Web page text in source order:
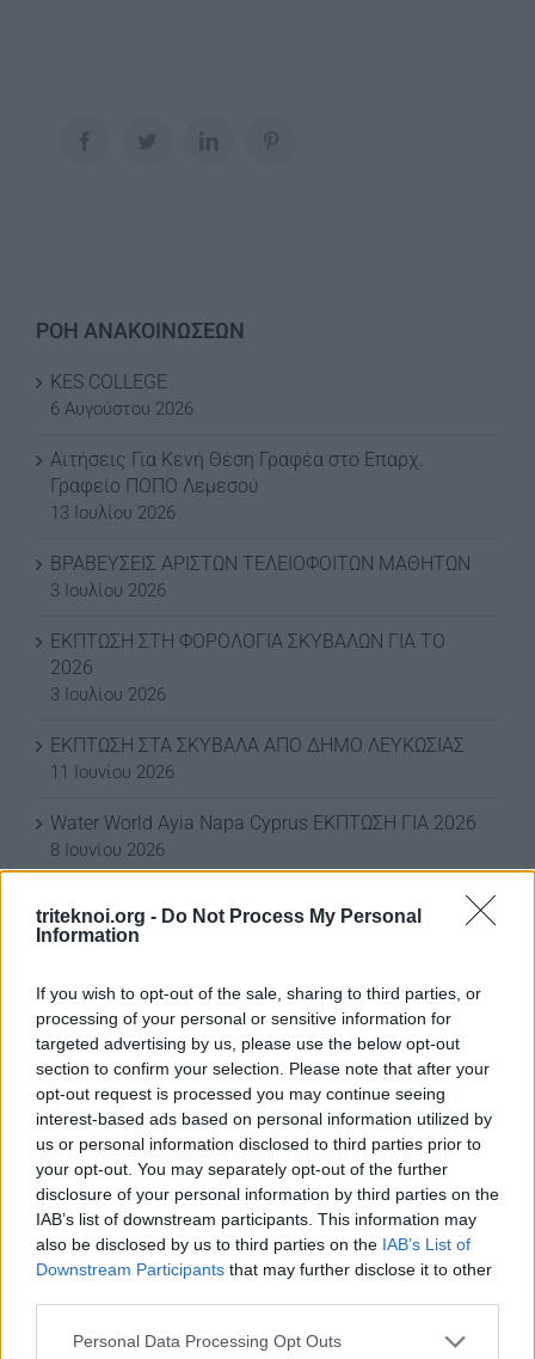
triteknoi.org - Do Not Process My Personal
Information
If you wish to opt-out of the sale, sharing to third parties, or
processing of your personal or sensitive information for
targeted advertising by us, please use the below opt-out
section to confirm your selection. Please note that after your
opt-out request is processed you may continue seeing
interest-based ads based on personal information utilized by
us or personal information disclosed to third parties prior to
your opt-out. You may separately opt-out of the further
disclosure of your personal information by third parties on the
IAB’s list of downstream participants. This information may
also be disclosed by us to third parties on the IAB’s List of
Downstream Participants that may further disclose it to other
Personal Data Processing Opt Outs
ΡΟΗ ΑΝΑΚΟΙΝΩΣΕΩΝ
KES COLLEGE
6 Αυγούστου 2026
Αιτήσεις Για Κενή Θέση Γραφέα στο Επαρχ.
Γραφείο ΠΟΠΟ Λεμεσού
13 Ιουλίου 2026
ΒΡΑΒΕΥΣΕΙΣ ΑΡΙΣΤΩΝ ΤΕΛΕΙΟΦΟΙΤΩΝ ΜΑΘΗΤΩΝ
3 Ιουλίου 2026
ΕΚΠΤΩΣΗ ΣΤΗ ΦΟΡΟΛΟΓΙΑ ΣΚΥΒΑΛΩΝ ΓΙΑ ΤΟ
2026
3 Ιουλίου 2026
ΕΚΠΤΩΣΗ ΣΤΑ ΣΚΥΒΑΛΑ ΑΠΟ ΔΗΜΟ ΛΕΥΚΩΣΙΑΣ
11 Ιουνίου 2026
Water World Ayia Napa Cyprus ΕΚΠΤΩΣΗ ΓΙΑ 2026
8 Ιουνίου 2026
ΜΑΡΩΝΙΟΥ
ΟΙ ΕΚΔΗΛΩΣΕΙΣ ΜΑΣ